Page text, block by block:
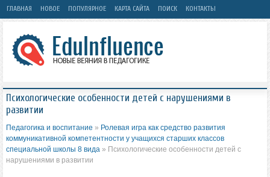
ГЛАВНАЯ НОВОЕ ПОПУЛЯРНОЕ КАРТА САЙТА ПОИСК КОНТАКТЫ
Психологические особенности детей с нарушениями в
развитии
Педагогика и воспитание » Ролевая игра как средство развития
коммуникативной компетентности у учащихся старших классов
специальной школы 8 вида » Психологические особенности детей с
нарушениями в развитии